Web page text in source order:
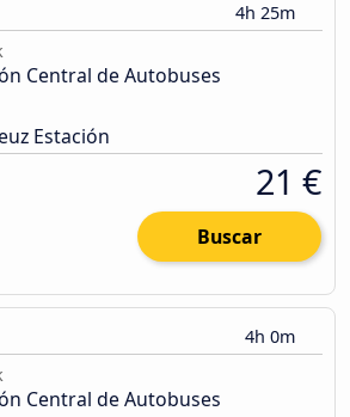
4h 25m
Central de Autobuses
Estación
21 €
Buscar
4h 0m
Central de Autobuses